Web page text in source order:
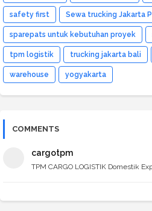
safety first Sewa trucking Jakarta
sparepats untuk kebutuhan proyek
tpm logistik trucking jakarta bali
warehouse yogyakarta
COMMENTS
cargotpm
TPM CARGO LOGISTIK Domestik